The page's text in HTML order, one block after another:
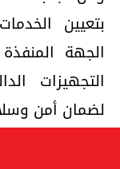
بتعيين
الجهة
التجهيزات
لضمان أمن